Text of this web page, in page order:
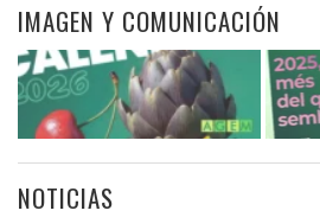
IMAGEN Y COMUNICACIÓN
NOTICIAS